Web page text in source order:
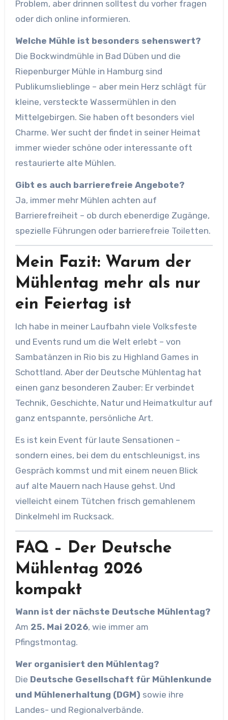
Problem, aber drinnen solltest du vorher fragen
oder dich online informieren.
Welche Mühle ist besonders sehenswert?
Die Bockwindmühle in Bad Düben und die
Riepenburger Mühle in Hamburg sind
Publikumslieblinge – aber mein Herz schlägt für
kleine, versteckte Wassermühlen in den
Mittelgebirgen. Sie haben oft besonders viel
Charme. Wer sucht der findet in seiner Heimat
immer wieder schöne oder interessante oft
restaurierte alte Mühlen.
Gibt es auch barrierefreie Angebote?
Ja, immer mehr Mühlen achten auf
Barrierefreiheit – ob durch ebenerdige Zugänge,
spezielle Führungen oder barrierefreie Toiletten.
Mein Fazit: Warum der
Mühlentag mehr als nur
ein Feiertag ist
Ich habe in meiner Laufbahn viele Volksfeste
und Events rund um die Welt erlebt – von
Sambatänzen in Rio bis zu Highland Games in
Schottland. Aber der Deutsche Mühlentag hat
einen ganz besonderen Zauber: Er verbindet
Technik, Geschichte, Natur und Heimatkultur auf
ganz entspannte, persönliche Art.
Es ist kein Event für laute Sensationen –
sondern eines, bei dem du entschleunigst, ins
Gespräch kommst und mit einem neuen Blick
auf alte Mauern nach Hause gehst. Und
vielleicht einem Tütchen frisch gemahlenem
Dinkelmehl im Rucksack.
FAQ – Der Deutsche
Mühlentag 2026
kompakt
Wann ist der nächste Deutsche Mühlentag?
Am 25. Mai 2026, wie immer am
Pfingstmontag.
Wer organisiert den Mühlentag?
Die Deutsche Gesellschaft für Mühlenkunde
und Mühlenerhaltung (DGM) sowie ihre
Landes- und Regionalverbände.